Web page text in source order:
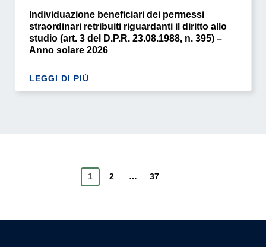
Individuazione beneficiari dei permessi
straordinari retribuiti riguardanti il diritto allo
studio (art. 3 del D.P.R. 23.08.1988, n. 395) –
Anno solare 2026
LEGGI DI PIÙ
1 2 … 37
Pagina successiva